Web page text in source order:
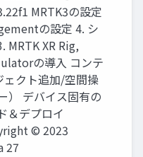
MRTK3の設定
の設定 4. シ
MRTK XR Rig,
の導入 コンテ
ェクト追加/空間操
） デバイス固有の
＆デプロイ
© 2023
27